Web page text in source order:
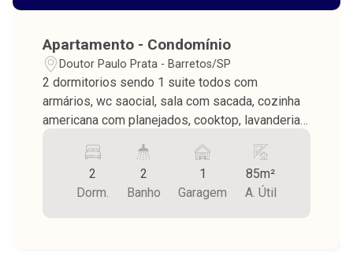
Apartamento - Condomínio
Doutor Paulo Prata - Barretos/SP
2 dormitorios sendo 1 suite todos com
armários, wc saocial, sala com sacada, cozinha
americana com planejados, cooktop, lavanderia,
Condomínio com elevador, portaria, portão
eletrônico, espaço gourmet.
2
Dorm.
2
Banho
1
Garagem
85m²
A. Útil